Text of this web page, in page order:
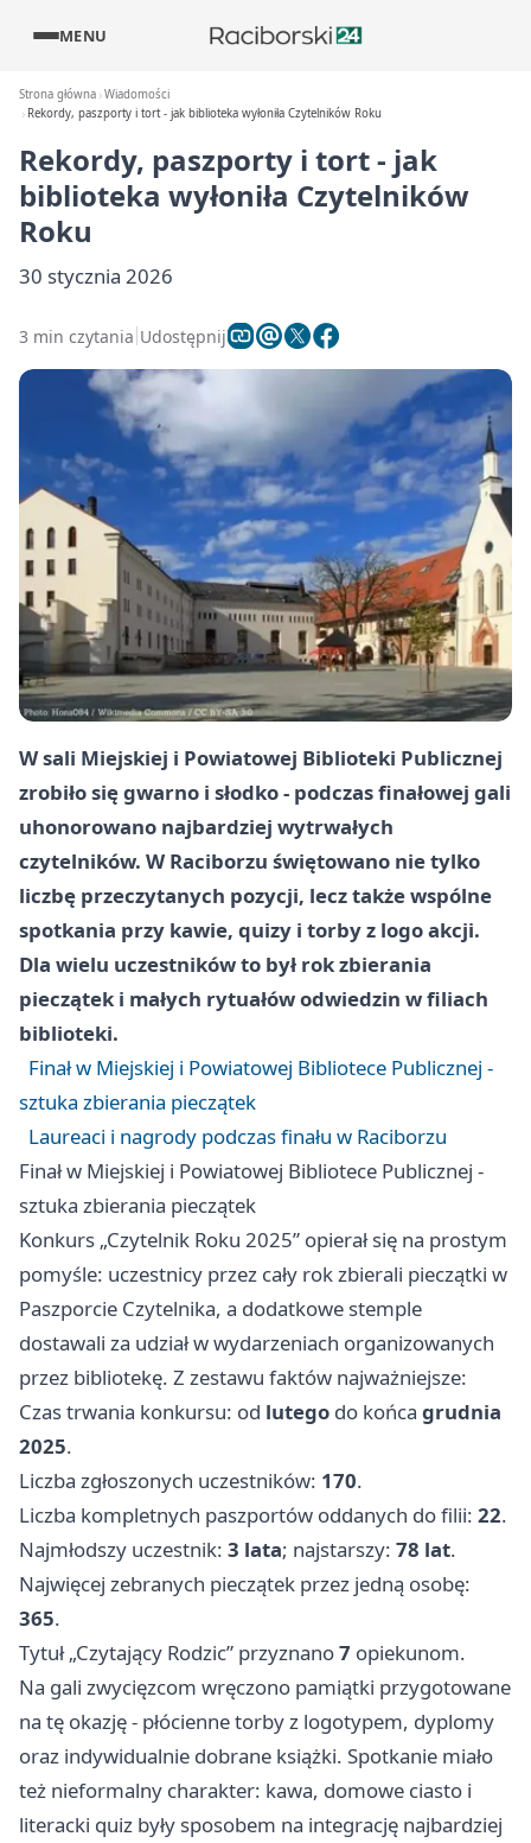
MENU
Strona główna Wiadomości
Rekordy, paszporty i tort - jak biblioteka wyłoniła Czytelników Roku
Rekordy, paszporty i tort - jak
biblioteka wyłoniła Czytelników
Roku
30 stycznia 2026
3 min czytania Udostępnij
W sali Miejskiej i Powiatowej Biblioteki Publicznej
zrobiło się gwarno i słodko - podczas finałowej gali
uhonorowano najbardziej wytrwałych
czytelników. W Raciborzu świętowano nie tylko
liczbę przeczytanych pozycji, lecz także wspólne
spotkania przy kawie, quizy i torby z logo akcji.
Dla wielu uczestników to był rok zbierania
pieczątek i małych rytuałów odwiedzin w filiach
biblioteki.
Finał w Miejskiej i Powiatowej Bibliotece Publicznej -
sztuka zbierania pieczątek
Laureaci i nagrody podczas finału w Raciborzu
Finał w Miejskiej i Powiatowej Bibliotece Publicznej -
sztuka zbierania pieczątek
Konkurs „Czytelnik Roku 2025” opierał się na prostym
pomyśle: uczestnicy przez cały rok zbierali pieczątki w
Paszporcie Czytelnika, a dodatkowe stemple
dostawali za udział w wydarzeniach organizowanych
przez bibliotekę. Z zestawu faktów najważniejsze:
Czas trwania konkursu: od lutego do końca grudnia
2025.
Liczba zgłoszonych uczestników: 170.
Liczba kompletnych paszportów oddanych do filii: 22.
Najmłodszy uczestnik: 3 lata; najstarszy: 78 lat.
Najwięcej zebranych pieczątek przez jedną osobę:
365.
Tytuł „Czytający Rodzic” przyznano7 opiekunom.
Na gali zwycięzcom wręczono pamiątki przygotowane
na tę okazję - płócienne torby z logotypem, dyplomy
oraz indywidualnie dobrane książki. Spotkanie miało
też nieformalny charakter: kawa, domowe ciasto i
literacki quiz były sposobem na integrację najbardziej